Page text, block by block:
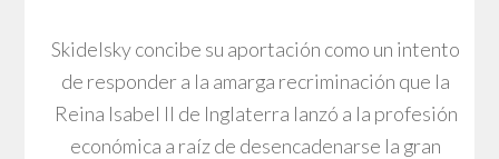
Skidelsky concibe su aportación como un intento
de responder a la amarga recriminación que la
Reina Isabel II de Inglaterra lanzó a la profesión
económica a raíz de desencadenarse la gran